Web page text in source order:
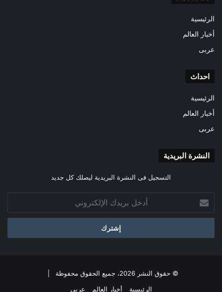
الرئيسية
أخبار العالم
عربى
احداث
الرئيسية
أخبار العالم
عربى
النشرة البريدية
التسجيل فى النشرة البريدية ليصلك كل جديد
بريدك
الإلكتروني
© حقوق النشر 2026، جميع الحقوق محفوظة |
الرئيسية
أخبار العالم عربى